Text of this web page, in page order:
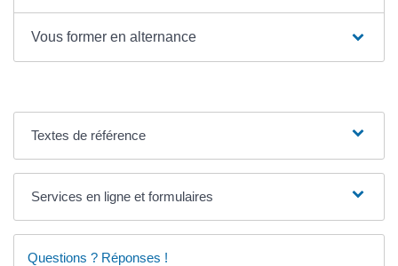
Vous former en alternance
Textes de référence
Services en ligne et formulaires
Questions ? Réponses !